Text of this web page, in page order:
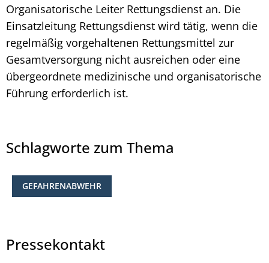
Organisatorische Leiter Rettungsdienst an. Die
Einsatzleitung Rettungsdienst wird tätig, wenn die
regelmäßig vorgehaltenen Rettungsmittel zur
Gesamtversorgung nicht ausreichen oder eine
übergeordnete medizinische und organisatorische
Führung erforderlich ist.
Schlagworte zum Thema
GEFAHRENABWEHR
Pressekontakt